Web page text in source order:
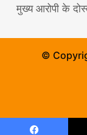
मुख्य आरोपी के
©